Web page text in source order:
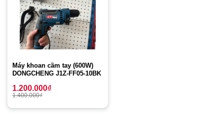
Máy khoan cầm tay (600W)
DONGCHENG J1Z-FF05-10BK
1.200.000₫
1.400.000₫